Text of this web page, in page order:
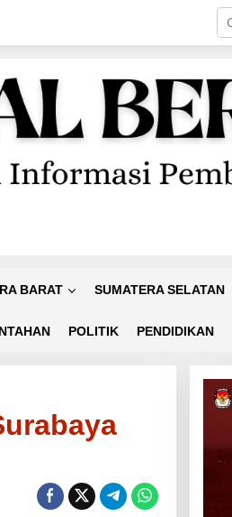
BARAT SUMATERA SELATAN
POLITIK PENDIDIKAN